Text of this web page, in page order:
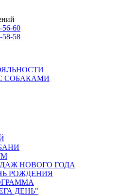
56-60
58-58
СОБАКАМИ
НОВОГО ГОДА
РОЖДЕНИЯ
ДЕНЬ"